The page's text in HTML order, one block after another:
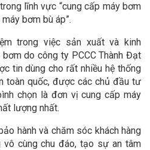
lĩnh vực “cung cấp máy bơm
bơm bù áp”.
trong việc sản xuất và kinh
do công ty PCCC Thành Đạt
tin dùng cho rất nhiều hệ thống
toàn quốc, được các chủ đầu tư
chọn là đơn vị cung cấp máy
lượng nhất.
hành và chăm sóc khách hàng
vô cùng chu đáo, tạo sự an tâm